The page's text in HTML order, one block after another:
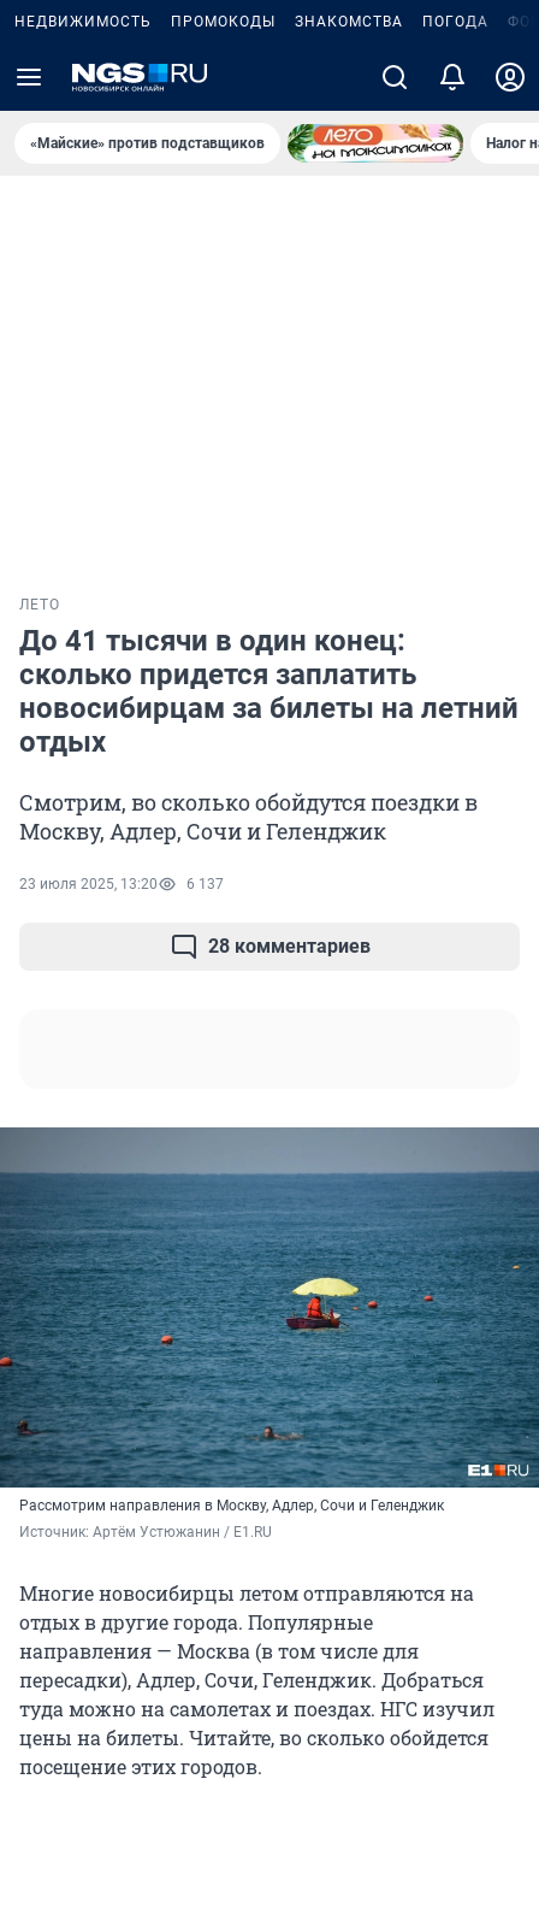
НЕДВИЖИМОСТЬ ПРОМОКОДЫ ЗНАКОМСТВА ПОГОДА
«Майские» против подставщиков Налог
ЛЕТО
До 41 тысячи в один конец:
сколько придется заплатить
новосибирцам за билеты на летний
отдых
Смотрим, во сколько обойдутся поездки в
Москву, Адлер, Сочи и Геленджик
23 июля 2025, 13:20 6 137
28 комментариев
Рассмотрим направления в Москву, Адлер, Сочи и Геленджик
Источник: Артём Устюжанин / E1.RU
Многие новосибирцы летом отправляются на
отдых в другие города. Популярные
направления — Москва (в том числе для
пересадки), Адлер, Сочи, Геленджик. Добраться
туда можно на самолетах и поездах. НГС изучил
цены на билеты. Читайте, во сколько обойдется
посещение этих городов.